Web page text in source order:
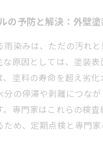
の予防と解決：外壁
雨染みは、ただの汚れ
な原因としては、塗装
、塗料の寿命を超え劣
分の停滞や剥離につな
。専門家はこれらの検
ため、定期点検と専門